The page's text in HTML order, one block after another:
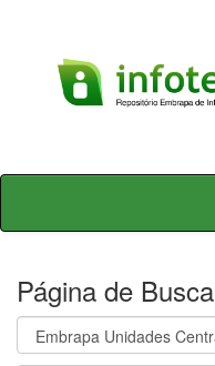
Skip
Página de Busca